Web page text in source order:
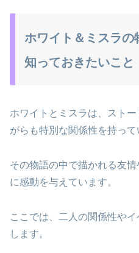
ホワイト＆ミスラの
知っておきたいこと
ホワイトとミスラは、スト
がらも特別な関係性を持って
その物語の中で描かれる友
に感動を与えています。
ここでは、二人の関係性や
します。